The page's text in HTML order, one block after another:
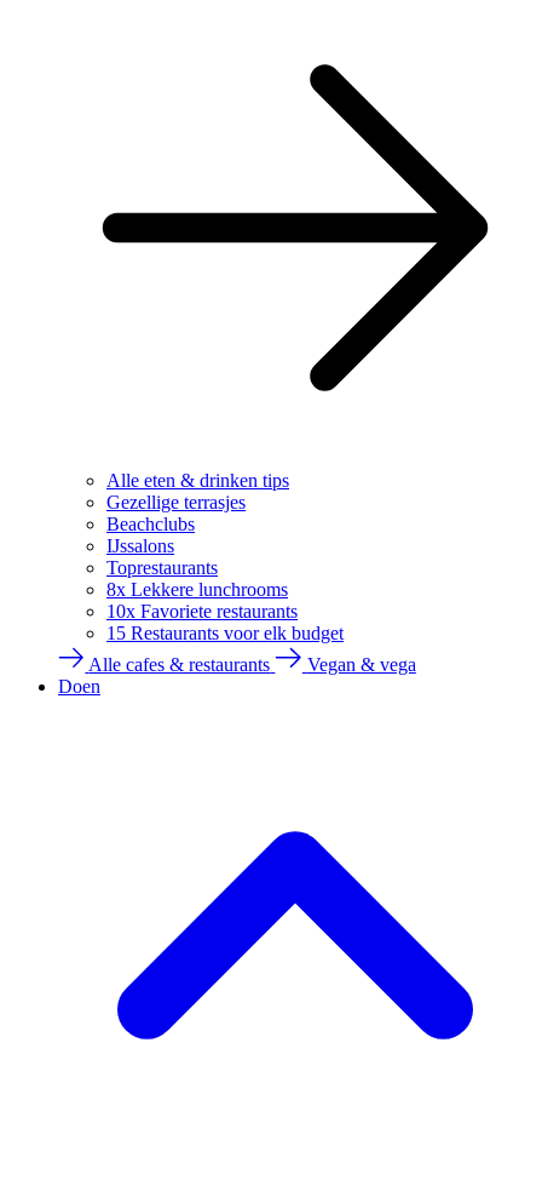
Alle eten & drinken tips
Gezellige terrasjes
Beachclubs
IJssalons
Toprestaurants
8x Lekkere lunchrooms
10x Favoriete restaurants
15 Restaurants voor elk budget
Alle cafes & restaurants
Vegan & vega
Doen